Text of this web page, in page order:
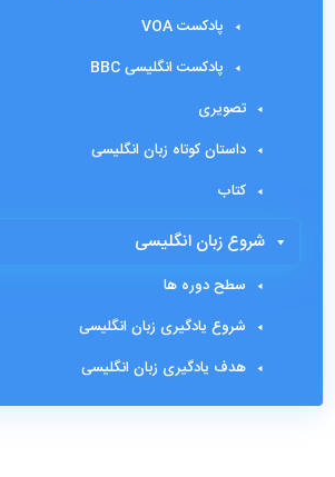
پادکست VOA
پادکست انگلیسی BBC
تصویری
داستان کوتاه زبان انگلیسی
کتاب
شروع زبان انگلیسی
سطح دوره ها
شروع یادگیری زبان انگلیسی
هدف یادگیری زبان انگلیسی